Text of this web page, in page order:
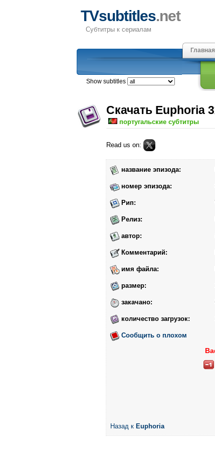
TVsubtitles.net
Субтитры к сериалам
Главная
Show subtitles
Скачать Euphoria
португальские субтитры
Read us on:
название эпизода:
номер эпизода:
Рип:
Релиз:
автор:
Комментарий:
имя файла:
размер:
закачано:
количество загрузок:
Сообщить о плохом
Назад к Euphoria